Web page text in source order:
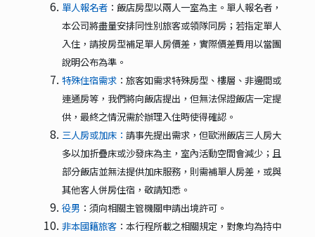
單人報名者：飯店房型以兩人一室為主。單人報名者，
本公司將盡量安排同性別旅客或領隊同房；若指定單人
入住，請按房型補足單人房價差，實際價差費用以當團
說明公布為準。
特殊住宿需求：旅客如需求特殊房型、樓層、非邊間或
連通房等，我們將向飯店提出，但無法保證飯店一定提
供，最終之情況需於辦理入住時使得確認。
三人房或加床： 請事先提出需求，但歐洲飯店三人房大
多以加折疊床或沙發床為主，室內活動空間會減少；且
部分飯店並無法提供加床服務，則需補單人房差，或與
其他客人併房住宿，敬請知悉。
役男 ：須向相關主管機關申請出境許可。
非本國籍旅客：本行程所載之相關規定，對象均為持中